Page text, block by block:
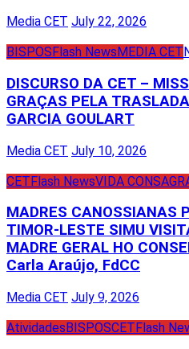
Media CET July 22, 2026
BISPOS Flash News MEDIA CET
DISCURSO DA CET –
GRAÇAS PELA
GARCIA GOULART
Media CET July 10, 2026
CETFlash NewsVIDA
MADRES CANOSSIANAS
TIMOR-LESTE SIMU
MADRE GERAL HO
Carla Araújo, FdCC
Media CET July 9, 2026
AtividadesBISPOSCETFlash